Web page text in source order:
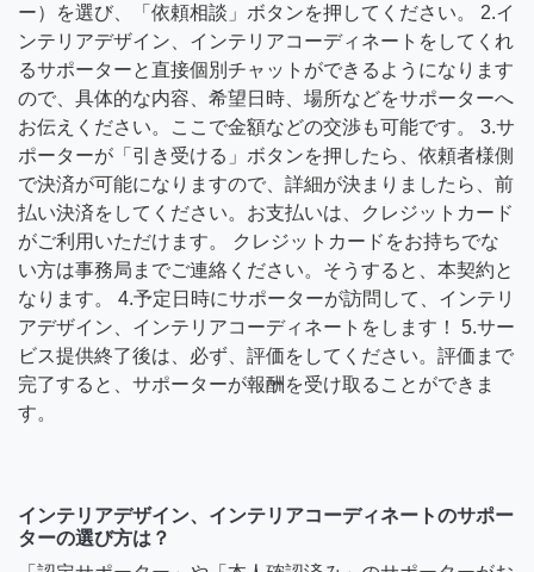
ー）を選び、「依頼相談」ボタンを押してください。 2.イ
ンテリアデザイン、インテリアコーディネートをしてくれ
るサポーターと直接個別チャットができるようになります
ので、具体的な内容、希望日時、場所などをサポーターへ
お伝えください。ここで金額などの交渉も可能です。 3.サ
ポーターが「引き受ける」ボタンを押したら、依頼者様側
で決済が可能になりますので、詳細が決まりましたら、前
払い決済をしてください。お支払いは、クレジットカード
がご利用いただけます。 クレジットカードをお持ちでな
い方は事務局までご連絡ください。そうすると、本契約と
なります。 4.予定日時にサポーターが訪問して、インテリ
アデザイン、インテリアコーディネートをします！ 5.サー
ビス提供終了後は、必ず、評価をしてください。評価まで
完了すると、サポーターが報酬を受け取ることができま
す。
インテリアデザイン、インテリアコーディネートのサポー
ターの選び方は？